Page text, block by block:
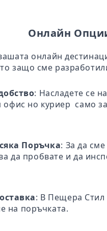
Онлайн
онлайн
защо сме
: Насладете се
офис но куриер само
Поръчка: За да
да пробвате и да
: В Пещера Стил
на поръчката.